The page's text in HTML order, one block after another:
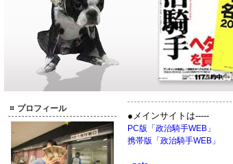
プロフィール
●メインサイトは-----
PC版「政治騎手WEB」
携帯版「政治騎手WEB」